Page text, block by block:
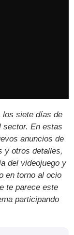
los siete días de
sector. En estas
anuncios de
y otros detalles,
del videojuego y
en torno al ocio
te parece este
participando